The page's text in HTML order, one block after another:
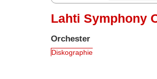
Lahti Symphony
Orchester
Diskographie